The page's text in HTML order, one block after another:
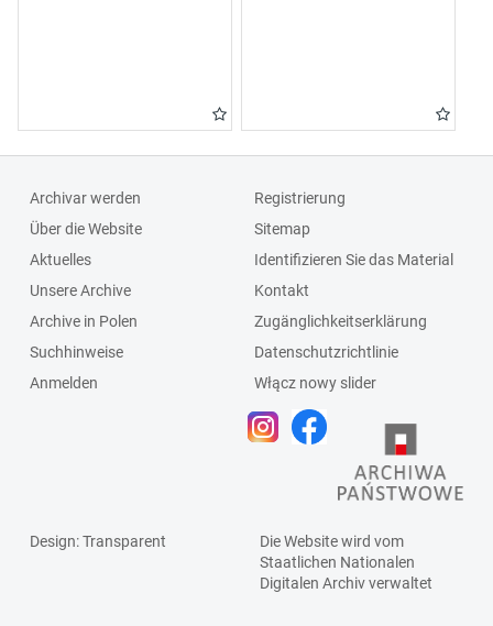
Archivar werden
Über die Website
Aktuelles
Unsere Archive
Archive in Polen
Suchhinweise
Anmelden
Registrierung
Sitemap
Identifizieren Sie das Material
Kontakt
Zugänglichkeitserklärung
Datenschutzrichtlinie
Włącz nowy slider
Design: Transparent
Die Website wird vom
Staatlichen Nationalen
Digitalen Archivverwaltet